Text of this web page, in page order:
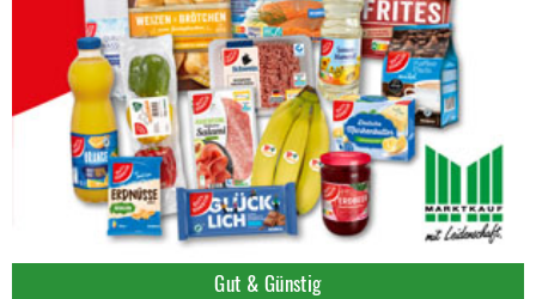
Gut & Günstig